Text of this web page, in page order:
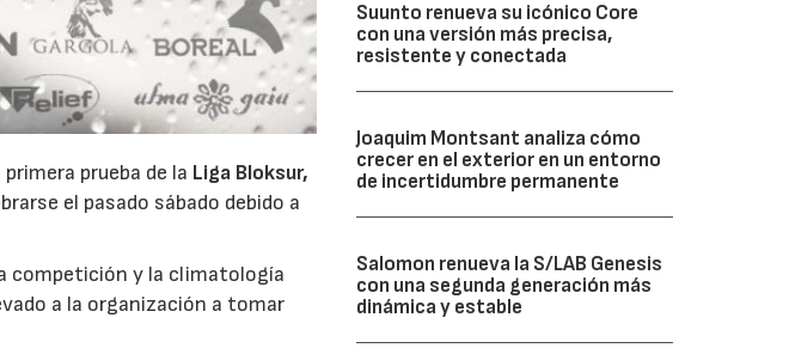
prueba de la Liga Bloksur,
el pasado sábado debido a
competición y la climatología
a la organización a tomar
Suunto renueva su icónico Core
con una versión más precisa,
resistente y conectada
Joaquim Montsant analiza cómo
crecer en el exterior en un entorno
de incertidumbre permanente
Salomon renueva la S/LAB Genesis
con una segunda generación más
dinámica y estable